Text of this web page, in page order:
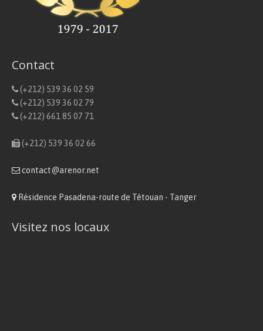
Contact
(+212) 539 36 02 59
(+212) 539 36 02 79
(+212) 661 85 07 71
(+212) 539 36 02 66
contact@arenor.net
Résidence Pasadena-route de Tétouan - Tanger
Visitez nos locaux